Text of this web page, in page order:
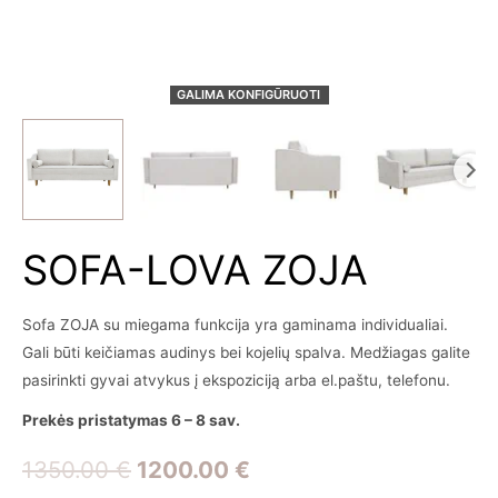
GALIMA KONFIGŪRUOTI
SOFA-LOVA ZOJA
Sofa ZOJA su miegama funkcija yra gaminama individualiai.
Gali būti keičiamas audinys bei kojelių spalva. Medžiagas galite
pasirinkti gyvai atvykus į ekspoziciją arba el.paštu, telefonu.
Prekės pristatymas 6 – 8 sav.
1350.00€ Original
1200.00 €